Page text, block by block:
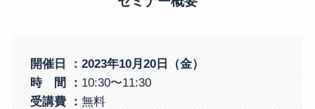
開催日 ：2023年10月20日（金）
時 間 ： 10:30〜11:30
受講費
：無料